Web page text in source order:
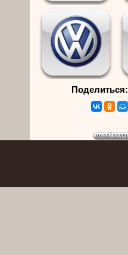
Поделиться: